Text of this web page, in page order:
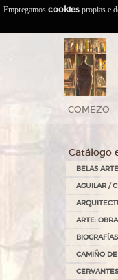
COMEZO
Catálogo
BELAS
AGUILAR /
ARTE:
BIOGRAFÍAS
CAMIÑO
CERVANTES
Empregamos cookies propias e